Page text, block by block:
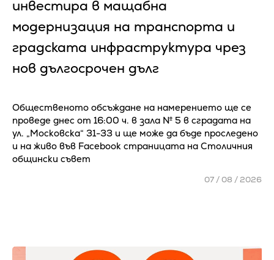
инвестира в мащабна
модернизация на транспорта и
градската инфраструктура чрез
нов дългосрочен дълг
Общественото обсъждане на намерението ще се
проведе днес от 16:00 ч. в зала № 5 в сградата на
ул. „Московска“ 31-33 и ще може да бъде проследено
и на живо във Facebook страницата на Столичния
общински съвет
07 / 08 / 2026